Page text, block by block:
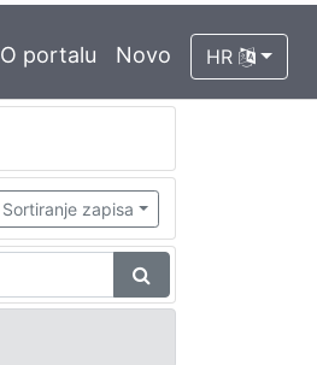
O portalu Novo HR
Sortiranje zapisa